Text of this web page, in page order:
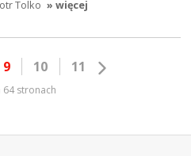
Tolko » więcej
9 10 11
64 stronach